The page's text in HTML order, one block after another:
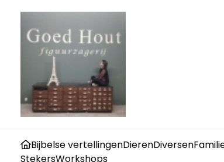
Bijbelse vertellingenDierenDiversen
StekersWorkshops